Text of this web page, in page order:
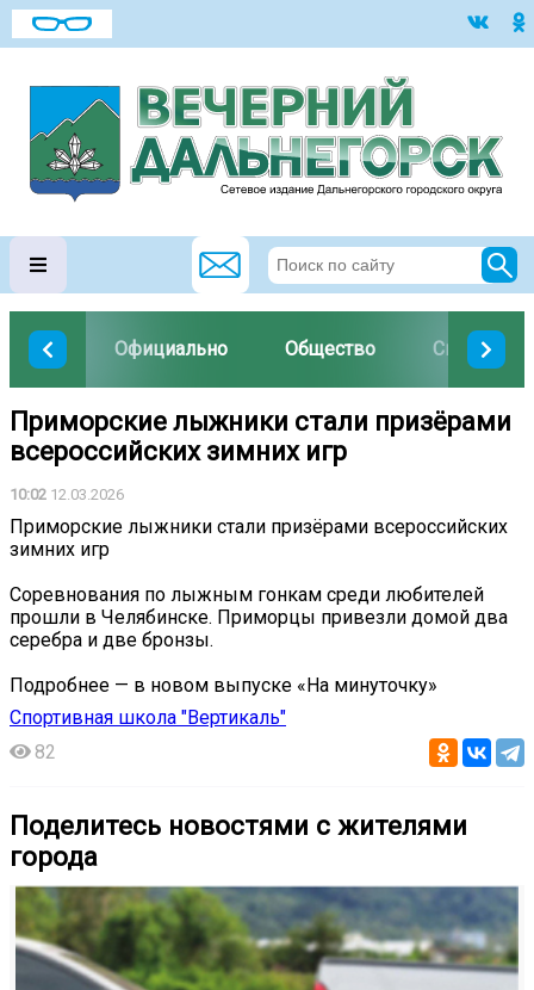
Официально Общество Спорт
Приморские лыжники стали призёрами
всероссийских зимних игр
10:02 12.03.2026
Приморские лыжники стали призёрами всероссийских
зимних игр
Соревнования по лыжным гонкам среди любителей
прошли в Челябинске. Приморцы привезли домой два
серебра и две бронзы.
Подробнее — в новом выпуске «На минуточку»
Спортивная школа "Вертикаль"
82
Поделитесь новостями с жителями
города